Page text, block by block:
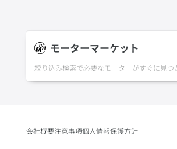
モーターマーケット
絞り込み検索で必要なモーターがすぐに見つ
会社概要注意事項個人情報保護方針